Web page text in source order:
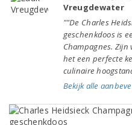
Vreugdewater
""De Charles
geschenkdoos is
Champagnes.
het een perfecte
culinaire
Bekijk alle